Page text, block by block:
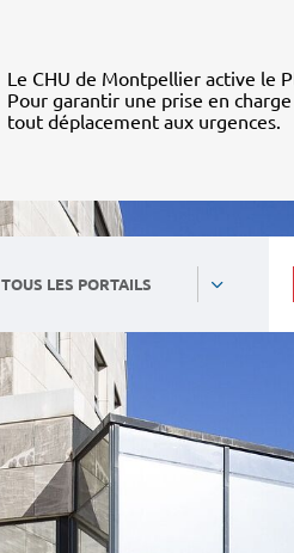
Le CHU de Montpellier active le
Pour garantir une prise en
tout déplacement aux urgences.
TOUS LES PORTAILS